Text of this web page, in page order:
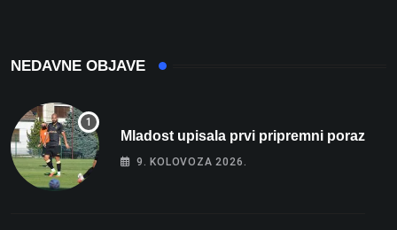
NEDAVNE OBJAVE
Mladost upisala prvi pripremni poraz
9. KOLOVOZA 2026.